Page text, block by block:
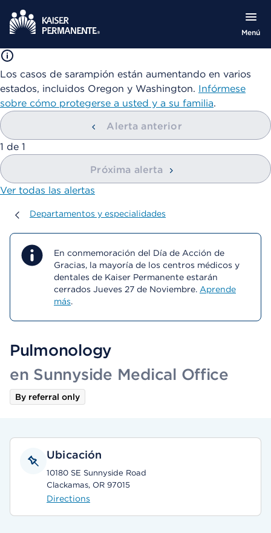
Menú
Los casos de sarampión están aumentando en varios
estados, incluidos Oregon y Washington. Infórmese
sobre cómo protegerse a usted y a su familia.
Alerta anterior
mostrando
1 de 1
Próxima alerta
Ver todas las alertas
Departamentos y especialidades
Departamentos y especialidades
En conmemoración del Día de Acción de
Gracias, la mayoría de los centros médicos y
dentales de Kaiser Permanente estarán
cerrados Jueves 27 de Noviembre. Aprende
más.
Pulmonology
en Sunnyside Medical Office
By referral only
Ubicación
10180 SE Sunnyside Road
Clackamas, OR 97015
Directions